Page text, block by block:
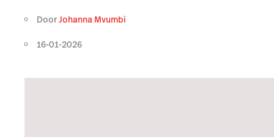
DoorJohanna Mvumbi
16-01-2026